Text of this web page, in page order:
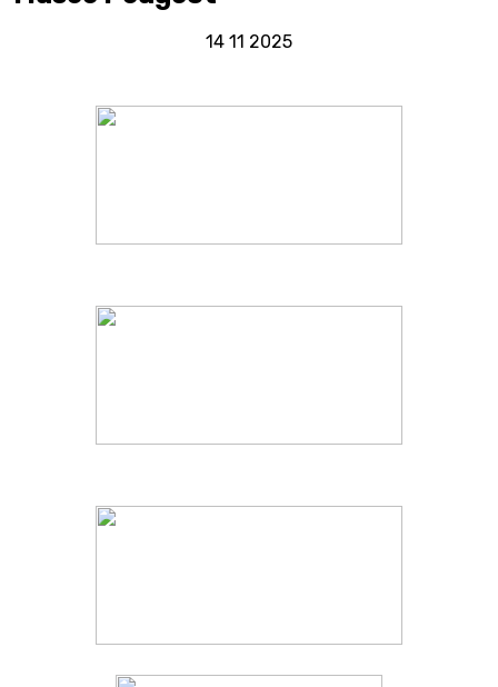
14 11 2025